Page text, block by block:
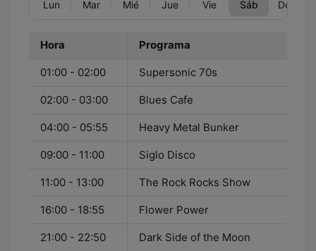
Lun Mar Mié Jue Vie Sáb Dom
Hora Programa
01:00 - 02:00 Supersonic 70s
02:00 - 03:00 Blues Cafe
04:00 - 05:55 Heavy Metal Bunker
09:00 - 11:00 Siglo Disco
11:00 - 13:00 The Rock Rocks Show
16:00 - 18:55 Flower Power
21:00 - 22:50 Dark Side of the Moon